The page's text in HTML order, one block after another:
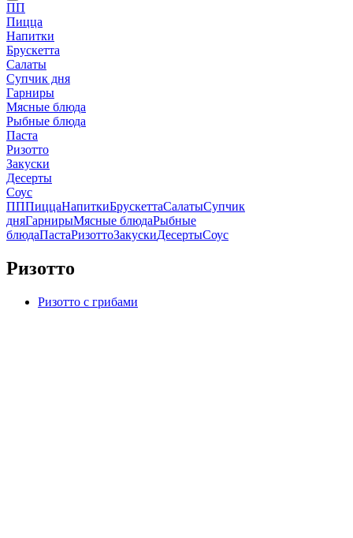
ПП
Пицца
Напитки
Брускетта
Салаты
Супчик дня
Гарниры
Мясные блюда
Рыбные блюда
Паста
Ризотто
Закуски
Десерты
Соус
ПППиццаНапиткиБрускеттаСалатыСупчик
дняГарнирыМясные блюдаРыбные
блюдаПастаРизоттоЗакускиДесертыСоус
Ризотто
Ризотто с грибами